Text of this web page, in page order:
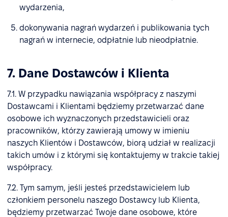
wydarzenia,
dokonywania nagrań wydarzeń i publikowania tych
nagrań w internecie, odpłatnie lub nieodpłatnie.
7. Dane Dostawców i Klienta
7.1. W przypadku nawiązania współpracy z naszymi
Dostawcami i Klientami będziemy przetwarzać dane
osobowe ich wyznaczonych przedstawicieli oraz
pracowników, którzy zawierają umowy w imieniu
naszych Klientów i Dostawców, biorą udział w realizacji
takich umów i z którymi się kontaktujemy w trakcie takiej
współpracy.
7.2. Tym samym, jeśli jesteś przedstawicielem lub
członkiem personelu naszego Dostawcy lub Klienta,
będziemy przetwarzać Twoje dane osobowe, które